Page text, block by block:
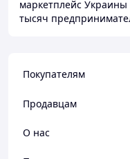
маркетплейс
тысяч
Покупателям
Продавцам
О нас